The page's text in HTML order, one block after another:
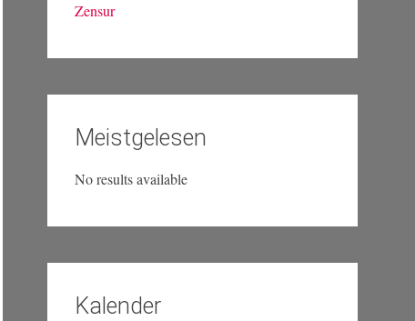
Zensur
Meistgelesen
No results available
Kalender